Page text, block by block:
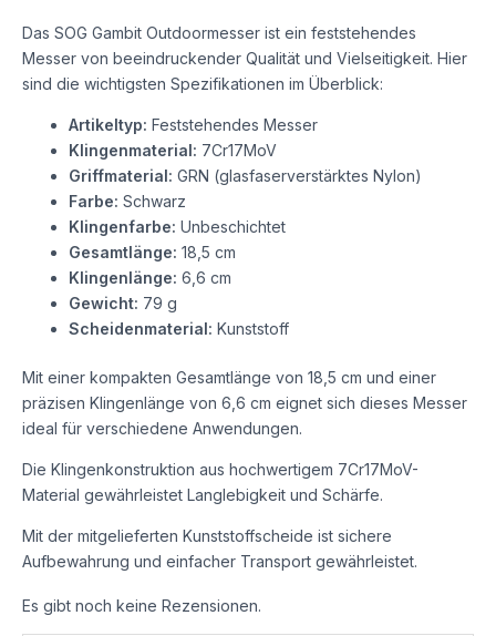
Das SOG Gambit Outdoormesser ist ein feststehendes
Messer von beeindruckender Qualität und Vielseitigkeit. Hier
sind die wichtigsten Spezifikationen im Überblick:
Artikeltyp: Feststehendes Messer
Klingenmaterial: 7Cr17MoV
Griffmaterial: GRN (glasfaserverstärktes Nylon)
Farbe: Schwarz
Klingenfarbe: Unbeschichtet
Gesamtlänge: 18,5 cm
Klingenlänge: 6,6 cm
Gewicht: 79 g
Scheidenmaterial: Kunststoff
Mit einer kompakten Gesamtlänge von 18,5 cm und einer
präzisen Klingenlänge von 6,6 cm eignet sich dieses Messer
ideal für verschiedene Anwendungen.
Die Klingenkonstruktion aus hochwertigem 7Cr17MoV-
Material gewährleistet Langlebigkeit und Schärfe.
Mit der mitgelieferten Kunststoffscheide ist sichere
Aufbewahrung und einfacher Transport gewährleistet.
Es gibt noch keine Rezensionen.